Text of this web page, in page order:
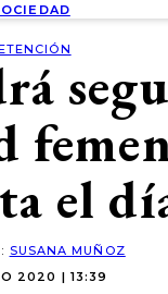
el
SUSANA MUÑOZ
2020 | 13:39